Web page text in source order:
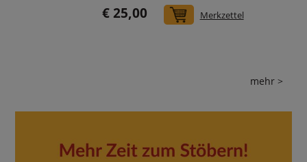
€ 25,00 In den Warenkorb
Merkzettel
mehr >